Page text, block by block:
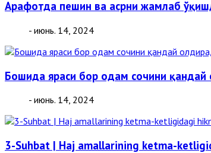
Арафотда пешин ва асрни жамлаб
- июнь. 14, 2024
Бошида яраси бор одам сочини қандай
- июнь. 14, 2024
3-Suhbat | Haj amallarining ketma-